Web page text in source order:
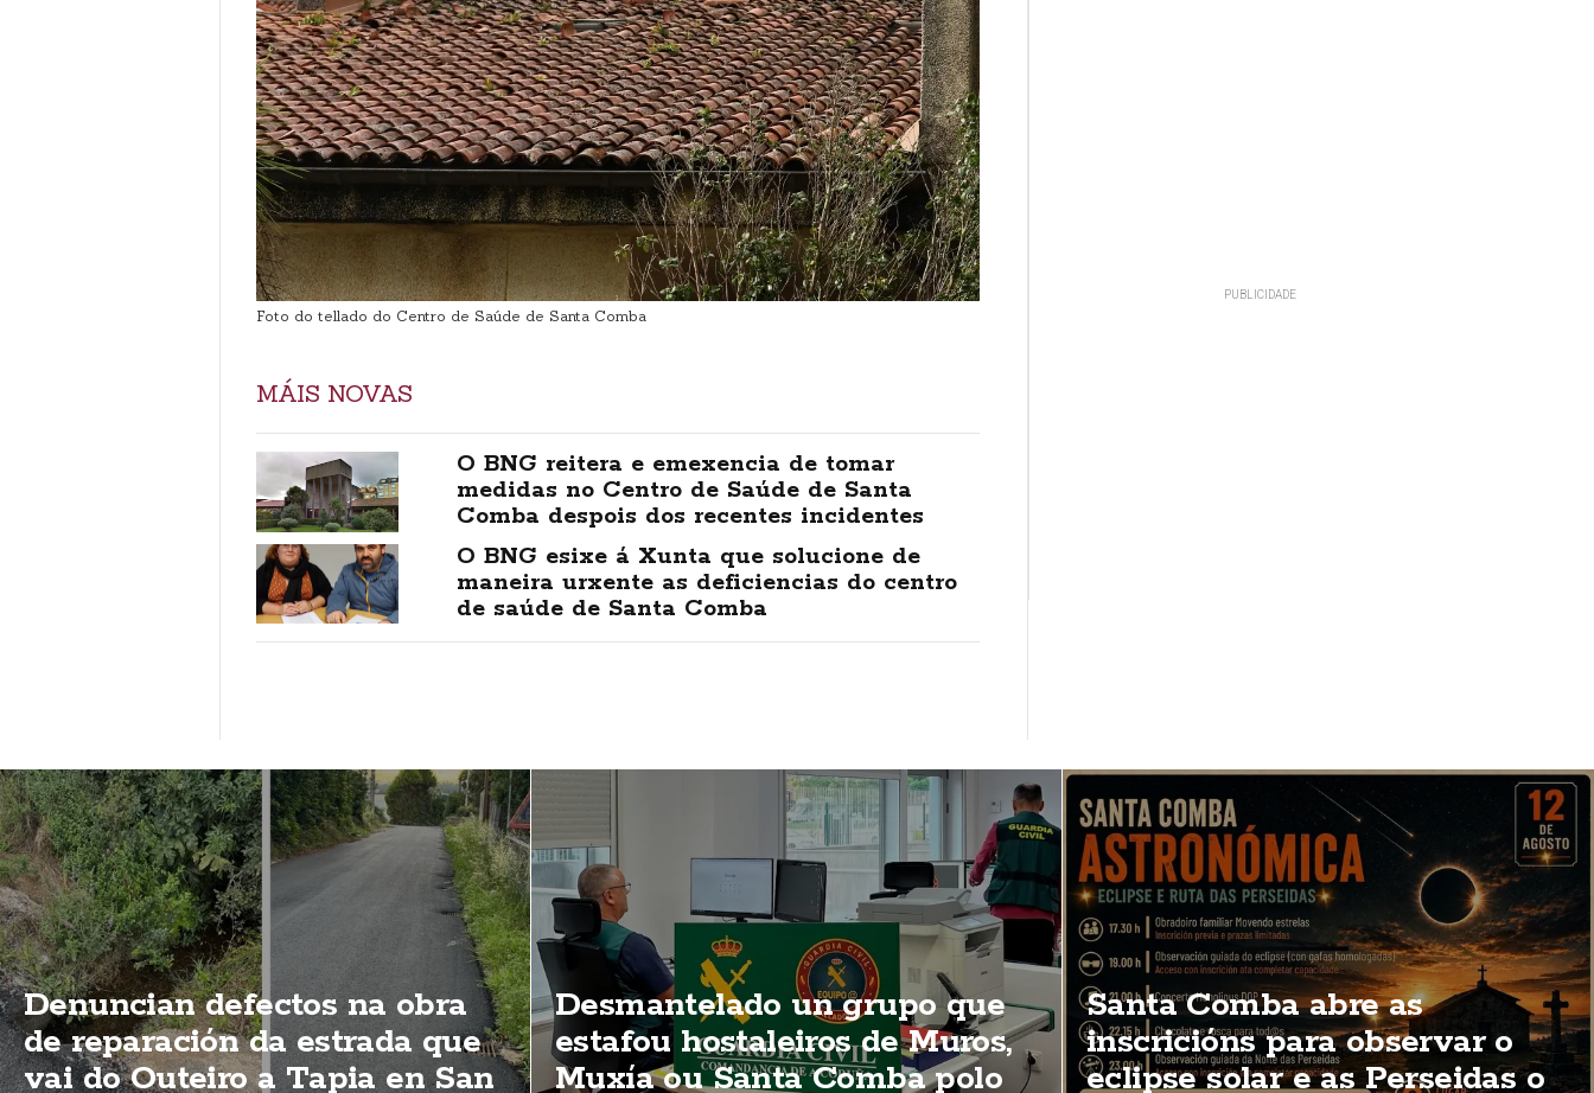
Foto do tellado do Centro de Saúde de Santa Comba
MÁIS NOVAS
O BNG reitera e emexencia de tomar
medidas no Centro de Saúde de Santa
Comba despois dos recentes incidentes
O BNG esixe á Xunta que solucione de
maneira urxente as deficiencias do centro
de saúde de Santa Comba
Denuncian defectos na obra
de reparación da estrada que
vai do Outeiro a Tapia en San
Desmantelado un grupo que
estafou hostaleiros de Muros,
Muxía ou Santa Comba polo
Santa Comba abre as
inscricións para observar o
eclipse solar e as Perseidas o